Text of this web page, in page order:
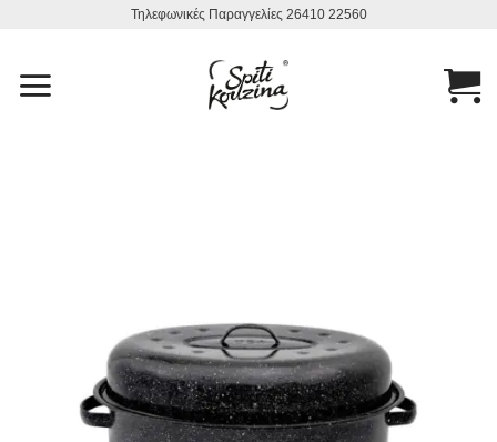
Τηλεφωνικές Παραγγελίες 26410 22560